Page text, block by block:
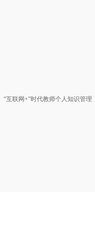
“互联网+”时代教师个人知识管理